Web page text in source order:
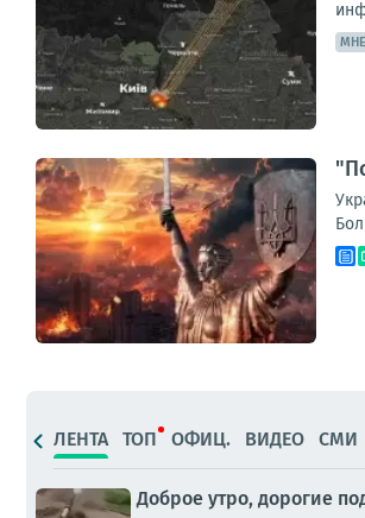
ЛЕНТА ТОП ОФИЦ. ВИДЕО СМИ
Доброе утро, дорогие